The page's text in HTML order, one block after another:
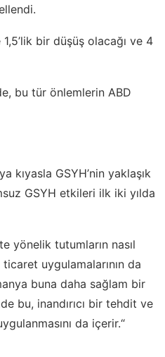
bir düşüş olacağı ve 4
bu tür önlemlerin ABD
kıyasla GSYH’nin yaklaşık
GSYH etkileri ilk iki yılda
yönelik tutumların nasıl
uygulamalarının da
buna daha sağlam bir
bu, inandırıcı bir tehdit ve
da içerir.“